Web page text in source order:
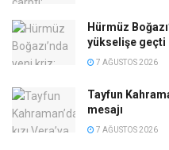
Hürmüz
yükselişe geçti
7 AĞUSTOS 2026
Tayfun
mesajı
7 AĞUSTOS 2026